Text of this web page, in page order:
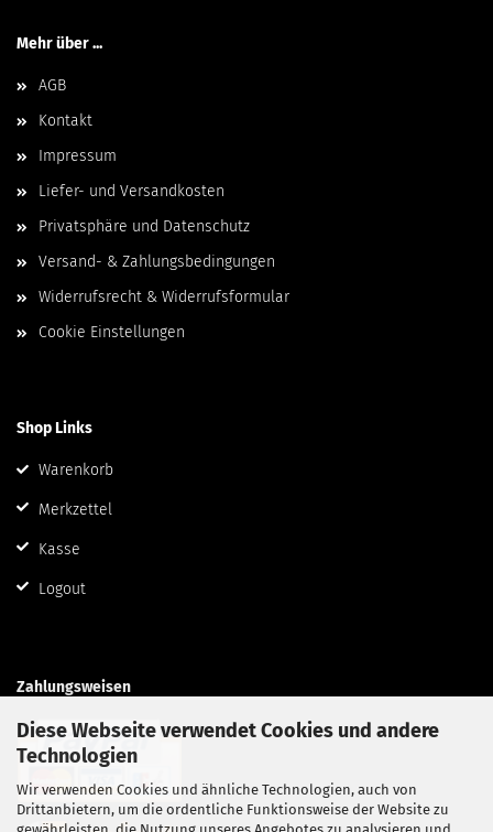
Diese Webseite verwendet Cookies und andere
Technologien
Wir verwenden Cookies und ähnliche Technologien, auch von
Drittanbietern, um die ordentliche Funktionsweise der Website zu
gewährleisten, die Nutzung unseres Angebotes zu analysieren und
Mehr über ...
AGB
Kontakt
Impressum
Liefer- und Versandkosten
Privatsphäre und Datenschutz
Versand- & Zahlungsbedingungen
Widerrufsrecht & Widerrufsformular
Cookie Einstellungen
Shop Links
Warenkorb
Merkzettel
Kasse
Logout
Zahlungsweisen